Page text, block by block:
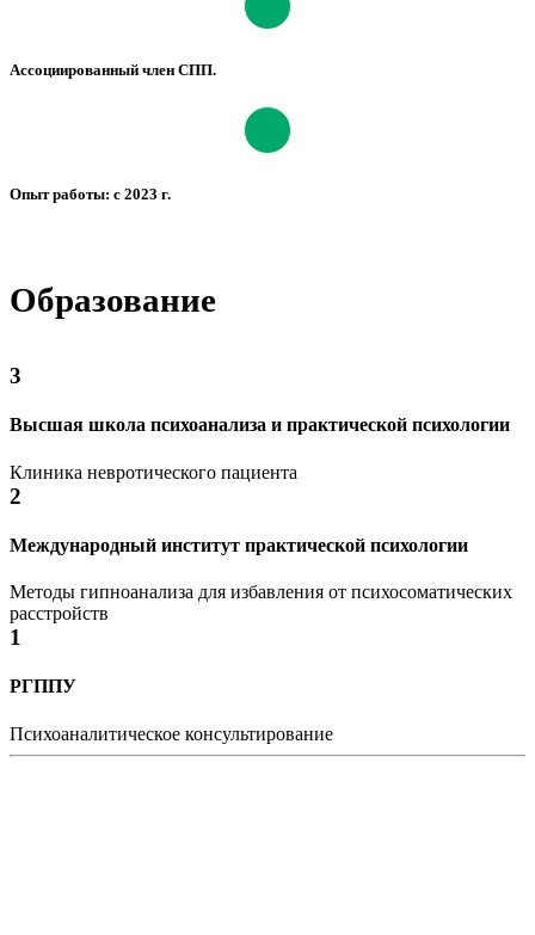
Ассоциированный член СПП.
Опыт работы: с 2023 г.
Образование
3
Высшая школа психоанализа и практической психологии
Клиника невротического пациента
2
Международный институт практической психологии
Методы гипноанализа для избавления от психосоматических
расстройств
1
РГППУ
Психоаналитическое консультирование